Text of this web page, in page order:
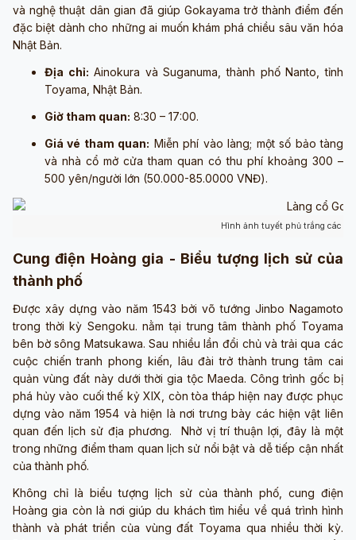
và nghệ thuật dân gian đã giúp Gokayama trở thành điểm đến
đặc biệt dành cho những ai muốn khám phá chiều sâu văn hóa
Nhật Bản.
Địa chỉ: Ainokura và Suganuma, thành phố Nanto, tỉnh
Toyama, Nhật Bản.
Giờ tham quan: 8:30 – 17:00.
Giá vé tham quan: Miễn phí vào làng; một số bảo tàng
và nhà cổ mở cửa tham quan có thu phí khoảng 300 –
500 yên/người lớn (50.000-85.0000 VNĐ).
Hình ảnh tuyết phủ trắng các
Cung điện Hoàng gia - Biểu tượng lịch sử của
thành phố
Được xây dựng vào năm 1543 bởi võ tướng Jinbo Nagamoto
trong thời kỳ Sengoku. nằm tại trung tâm thành phố Toyama
bên bờ sông Matsukawa. Sau nhiều lần đổi chủ và trải qua các
cuộc chiến tranh phong kiến, lâu đài trở thành trung tâm cai
quản vùng đất này dưới thời gia tộc Maeda. Công trình gốc bị
phá hủy vào cuối thế kỷ XIX, còn tòa tháp hiện nay được phục
dựng vào năm 1954 và hiện là nơi trưng bày các hiện vật liên
quan đến lịch sử địa phương. Nhờ vị trí thuận lợi, đây là một
trong những điểm tham quan lịch sử nổi bật và dễ tiếp cận nhất
của thành phố.
Không chỉ là biểu tượng lịch sử của thành phố, cung điện
Hoàng gia còn là nơi giúp du khách tìm hiểu về quá trình hình
thành và phát triển của vùng đất Toyama qua nhiều thời kỳ.